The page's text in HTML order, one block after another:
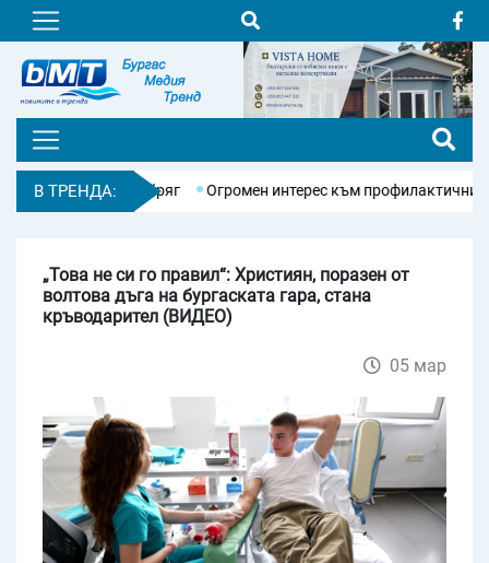
В ТРЕНДА:
Слънчев бряг Огромен интерес към профилактичните
„Това не си го правил“: Християн, поразен от
волтова дъга на бургаската гара, стана
кръводарител (ВИДЕО)
05 мар